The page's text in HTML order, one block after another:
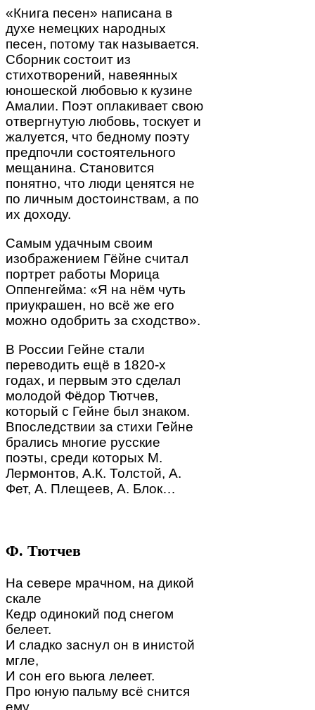
«Книга песен» написана в
духе немецких народных
песен, потому так называется.
Сборник состоит из
стихотворений, навеянных
юношеской любовью к кузине
Амалии. Поэт оплакивает свою
отвергнутую любовь, тоскует и
жалуется, что бедному поэту
предпочли состоятельного
мещанина. Становится
понятно, что люди ценятся не
по личным достоинствам, а по
их доходу.
Самым удачным своим
изображением Гёйне считал
портрет работы Морица
Оппенгейма: «Я на нём чуть
приукрашен, но всё же его
можно одобрить за сходство».
В России Гейне стали
переводить ещё в 1820-х
годах, и первым это сделал
молодой Фёдор Тютчев,
который с Гейне был знаком.
Впоследствии за стихи Гейне
брались многие русские
поэты, среди которых М.
Лермонтов, А.К. Толстой, А.
Фет, А. Плещеев, А. Блок…
Ф. Тютчев
На севере мрачном, на дикой
скале
Кедр одинокий под снегом
белеет.
И сладко заснул он в инистой
мгле,
И сон его вьюга лелеет.
Про юную пальму всё снится